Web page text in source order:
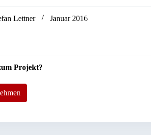
Lettner Januar 2016
Projekt?